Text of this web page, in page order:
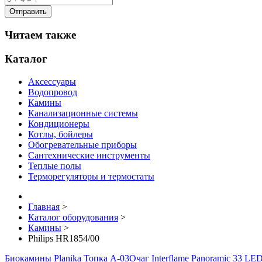
Читаем также
Каталог
Аксессуары
Водопровод
Камины
Канализационные системы
Кондиционеры
Котлы, бойлеры
Обогревательные приборы
Сантехнические инструменты
Теплые полы
Терморегуляторы и термостаты
Главная >
Каталог оборудования >
Камины >
Philips HR1854/00
Биокамины Planika Топка A-03Очаг Interflame Panoramic 33